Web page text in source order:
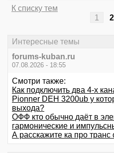
К списку тем
1
2
Интересные темы
forums-kuban.ru
07.08.2026 - 18:55
Смотри также:
Как подключить два 4-х
Pionner DEH 3200ub у
выхода?
ОФФ кто обычно даёт в
гармонические и
А расскажите ка про транс